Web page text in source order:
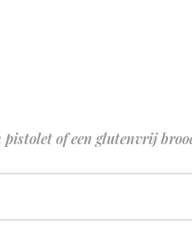
of een glutenvrij